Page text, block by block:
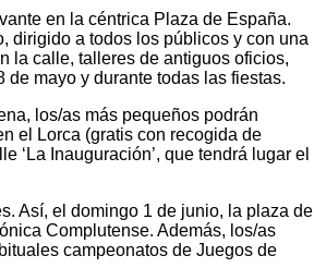
en la céntrica Plaza de España.
dirigido a todos los públicos y con una
la calle, talleres de antiguos oficios,
mayo y durante todas las fiestas.
los/as más pequeños podrán
el Lorca (gratis con recogida de
‘La Inauguración’, que tendrá lugar el
Así, el domingo 1 de junio, la plaza de
Complutense. Además, los/as
campeonatos de Juegos de